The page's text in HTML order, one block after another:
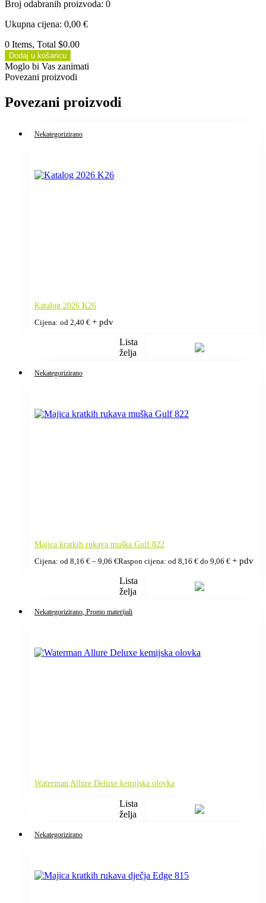
Broj odabranih proizvoda: 0
Ukupna cijena: 0,00 €
0 Items, Total $0.00
Dodaj u košaricu
Moglo bi Vas zanimati
Povezani proizvodi
Povezani proizvodi
Nekategorizirano
Katalog 2026 K26
Cijena: od 2,40 € + pdv
Lista
želja
Nekategorizirano
Majica kratkih rukava muška Gulf 822
Cijena: od 8,16 € – 9,06 €Raspon cijena: od 8,16 € do 9,06 € + pdv
Lista
želja
Nekategorizirano , Promo materijali
Waterman Allure Deluxe kemijska olovka
Lista
želja
Nekategorizirano